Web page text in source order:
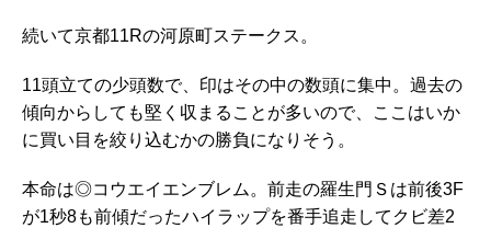
続いて京都11Rの河原町ステークス。
11頭立ての少頭数で、印はその中の数頭に集中。過去の
傾向からしても堅く収まることが多いので、ここはいか
に買い目を絞り込むかの勝負になりそう。
本命は◎コウエイエンブレム。前走の羅生門Ｓは前後3F
が1秒8も前傾だったハイラップを番手追走してクビ差2